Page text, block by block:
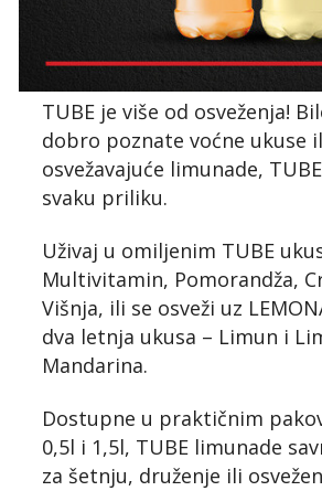
TUBE je više od osveženja!
dobro poznate voćne ukuse
osvežavajuće limunade,
svaku priliku.
Uživaj u omiljenim TUBE
Multivitamin, Pomorandža,
Višnja, ili se osveži uz
dva letnja ukusa – Limun i
Mandarina.
Dostupne u praktičnim
0,5l i 1,5l, TUBE limunade
za šetnju, druženje ili